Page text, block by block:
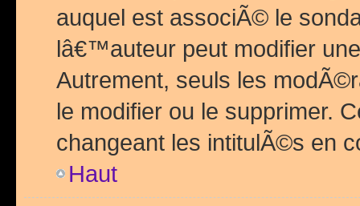
auquel est associÃ© le
lâ€™auteur peut modifier
Autrement, seuls les
le modifier ou le supprimer.
changeant les intitulÃ©s en
Haut